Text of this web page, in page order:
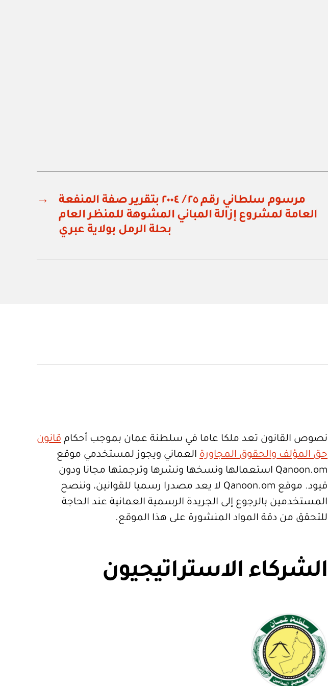
→
مرسوم سلطاني رقم ٢٥ / ٢٠٠٤ بتقرير صفة المنفعة
العامة لمشروع إزالة المباني المشوهة للمنظر العام
بحلة الرمل بولاية عبري
نصوص القانون تعد ملكا عاما في سلطنة عمان بموجب أحكام قانون
حق المؤلف والحقوق المجاورة العماني ويجوز لمستخدمي موقع
Qanoon.om استعمالها ونسخها ونشرها وترجمتها مجانا ودون
قيود. موقع Qanoon.om لا يعد مصدرا رسميا للقوانين، وننصح
المستخدمين بالرجوع إلى الجريدة الرسمية العمانية عند الحاجة
للتحقق من دقة المواد المنشورة على هذا الموقع.
الشركاء الاستراتيجيون